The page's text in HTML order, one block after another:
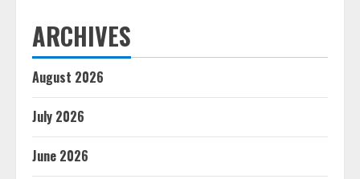
ARCHIVES
August 2026
July 2026
June 2026